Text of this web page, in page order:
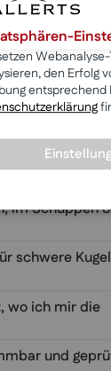
schon
im Schuppen
schwere
wo ich mir die
und
den Erfolg
entsprechend